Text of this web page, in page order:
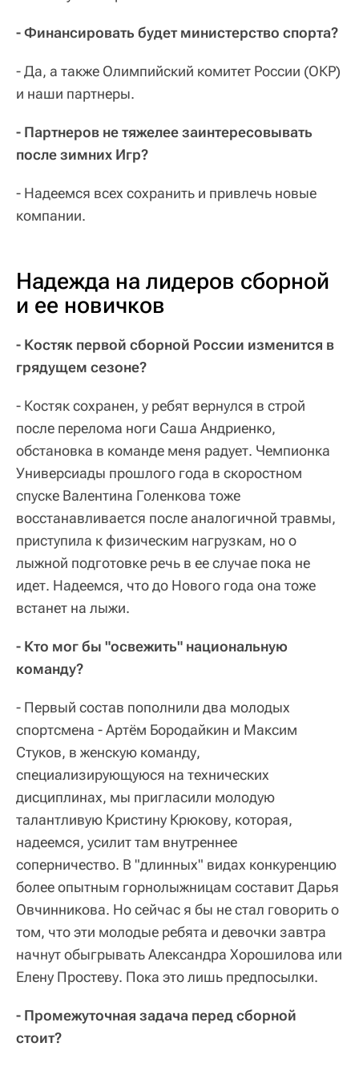
- Финансировать будет министерство спорта?
- Да, а также Олимпийский комитет России (ОКР)
и наши партнеры.
- Партнеров не тяжелее заинтересовывать
после зимних Игр?
- Надеемся всех сохранить и привлечь новые
компании.
Надежда на лидеров сборной
и ее новичков
- Костяк первой сборной России изменится в
грядущем сезоне?
- Костяк сохранен, у ребят вернулся в строй
после перелома ноги Саша Андриенко,
обстановка в команде меня радует. Чемпионка
Универсиады прошлого года в скоростном
спуске Валентина Голенкова тоже
восстанавливается после аналогичной травмы,
приступила к физическим нагрузкам, но о
лыжной подготовке речь в ее случае пока не
идет. Надеемся, что до Нового года она тоже
встанет на лыжи.
- Кто мог бы "освежить" национальную
команду?
- Первый состав пополнили два молодых
спортсмена - Артём Бородайкин и Максим
Стуков, в женскую команду,
специализирующуюся на технических
дисциплинах, мы пригласили молодую
талантливую Кристину Крюкову, которая,
надеемся, усилит там внутреннее
соперничество. В "длинных" видах конкуренцию
более опытным горнолыжницам составит Дарья
Овчинникова. Но сейчас я бы не стал говорить о
том, что эти молодые ребята и девочки завтра
начнут обыгрывать Александра Хорошилова или
Елену Простеву. Пока это лишь предпосылки.
- Промежуточная задача перед сборной
стоит?